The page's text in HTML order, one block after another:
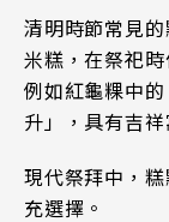
清明時節常見的
米糕，在祭祀時
例如紅龜粿中
升」，具有吉祥
現代祭拜中，
充選擇。